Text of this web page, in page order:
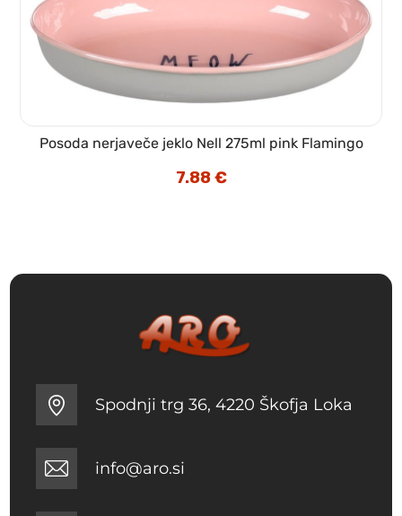
Posoda nerjaveče jeklo Nell 275ml pink Flamingo
7.88€
Spodnji trg 36, 4220 Škofja Loka
info@aro.si